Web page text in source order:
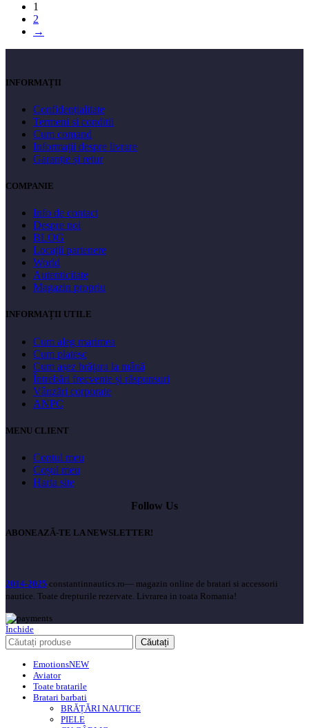
1
2
→
INFORMAȚII
Confidențialitate
Termeni si conditii
Cum comand
Informații despre livrare
Garanție și retur
COMPANIE
Info de contact
Despre noi
BLOG
Locații partenere
World
Autenticitate
Magazin propriu
INFORMAȚII UTILE
Cum aleg marimea
Cum platesc
Cum așez brățara la mână
Întrebări frecvente și răspunsuri
Vânzări corporate
ANPC
MENU CLIENT
Contul meu
Coșul meu
Harta site
Follow Us
ABONEAZĂ-TE LA NEWSLETTER!
2014-2025 constantinnautics.ro— magazin online de bratari si accessorii
nautice. Toate drepturile rezervate. Livrarea in toata Romania!
Închide
Căutați
EmotionsNEW
Aviator
Toate bratarile
Bratari barbati
BRĂȚĂRI NAUTICE
PIELE